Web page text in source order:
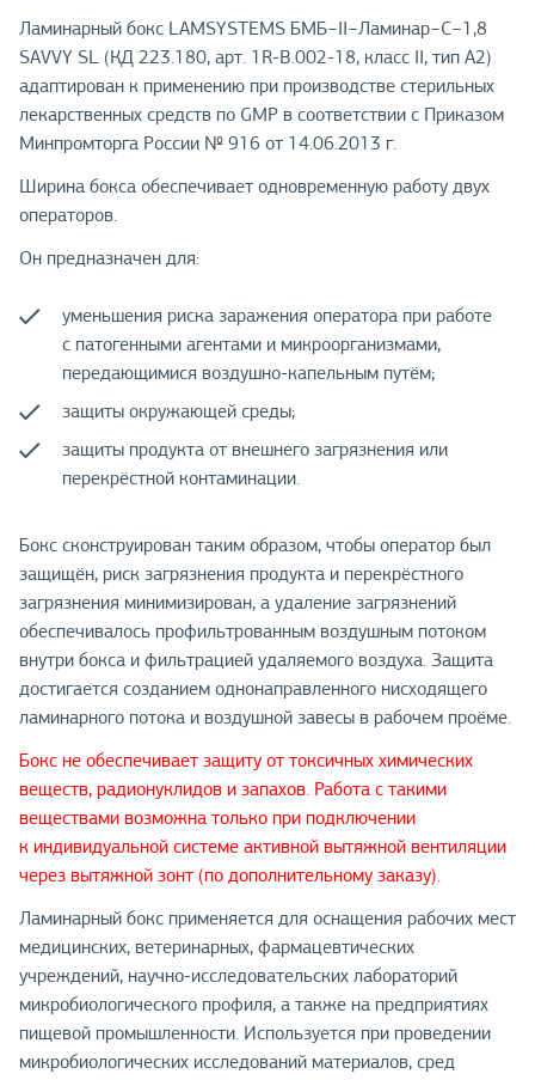
Ламинарный бокс LAMSYSTEMS БМБ−II−Ламинар−C−1,8
SAVVY SL (КД 223.180, арт. 1R-B.002-18, класс II, тип A2)
адаптирован к применению при производстве стерильных
лекарственных средств по GMP в соответствии с Приказом
Минпромторга России № 916 от 14.06.2013 г.
Ширина бокса обеспечивает одновременную работу двух
операторов.
Он предназначен для:
уменьшения риска заражения оператора при работе
с патогенными агентами и микроорганизмами,
передающимися воздушно-капельным путём;
защиты окружающей среды;
защиты продукта от внешнего загрязнения или
перекрёстной контаминации.
Бокс сконструирован таким образом, чтобы оператор был
защищён, риск загрязнения продукта и перекрёстного
загрязнения минимизирован, а удаление загрязнений
обеспечивалось профильтрованным воздушным потоком
внутри бокса и фильтрацией удаляемого воздуха. Защита
достигается созданием однонаправленного нисходящего
ламинарного потока и воздушной завесы в рабочем проёме.
Бокс не обеспечивает защиту от токсичных химических
веществ, радионуклидов и запахов. Работа с такими
веществами возможна только при подключении
к индивидуальной системе активной вытяжной вентиляции
через вытяжной зонт (по дополнительному заказу).
Ламинарный бокс применяется для оснащения рабочих мест
медицинских, ветеринарных, фармацевтических
учреждений, научно-исследовательских лабораторий
микробиологического профиля, а также на предприятиях
пищевой промышленности. Используется при проведении
микробиологических исследований материалов, сред